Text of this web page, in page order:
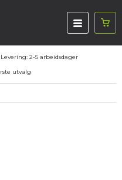
Levering: 2-5 arbeidsdager
utvalg